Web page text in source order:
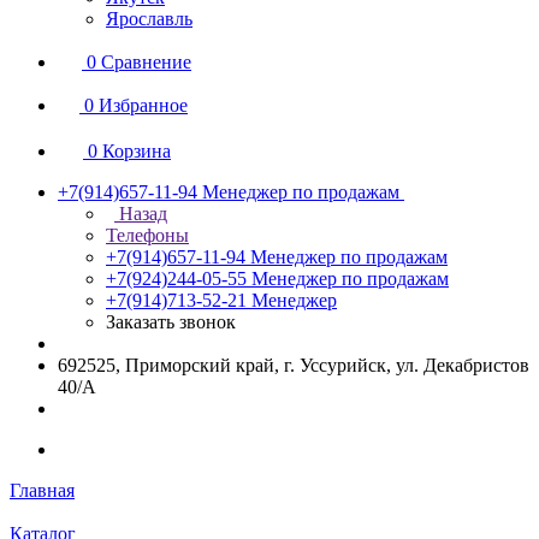
Ярославль
0 Сравнение
0 Избранное
0 Корзина
+7(914)657-11-94 Менеджер по продажам
Назад
Телефоны
+7(914)657-11-94 Менеджер по продажам
+7(924)244-05-55 Менеджер по продажам
+7(914)713-52-21 Менеджер
Заказать звонок
692525, Приморский край, г. Уссурийск, ул. Декабристов
40/А
Главная
Каталог